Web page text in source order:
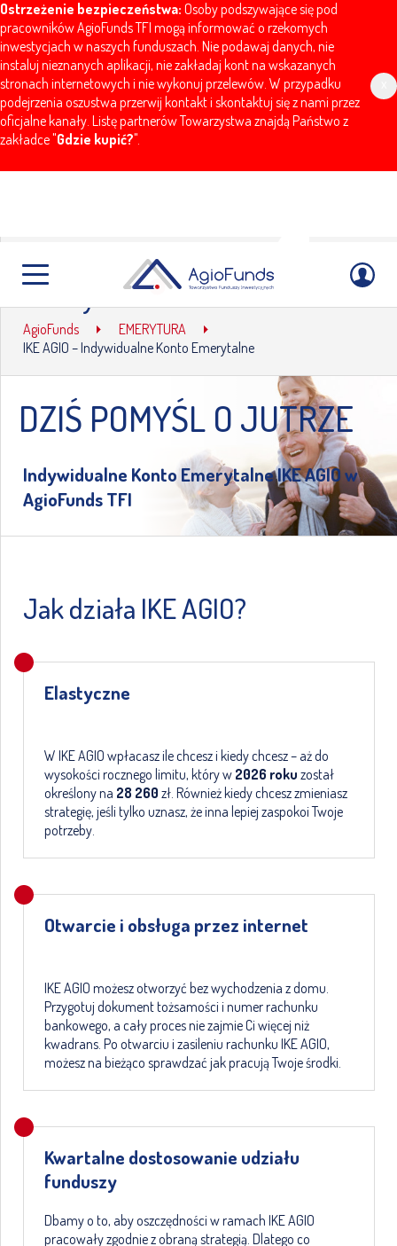
Ostrzeżenie bezpieczeństwa: Osoby podszywające się pod
pracowników AgioFunds TFI mogą informować o rzekomych
inwestycjach w naszych funduszach. Nie podawaj danych, nie
instaluj nieznanych aplikacji, nie zakładaj kont na wskazanych
stronach internetowych i nie wykonuj przelewów. W przypadku
podejrzenia oszustwa przerwij kontakt i skontaktuj się z nami przez
oficjalne kanały. Listę partnerów Towarzystwa znajdą Państwo z
zakładce "Gdzie kupić?".
IKE AGIO – Indywidualne Konto
Emerytalne
AgioFunds
EMERYTURA
IKE AGIO – Indywidualne Konto Emerytalne
DZIŚ POMYŚL O JUTRZE
Indywidualne Konto Emerytalne IKE AGIO w
AgioFunds TFI
Jak działa IKE AGIO?
Elastyczne
W IKE AGIO wpłacasz ile chcesz i kiedy chcesz – aż do
wysokości rocznego limitu, który w 2026 roku został
określony na 28 260 zł. Również kiedy chcesz zmieniasz
strategię, jeśli tylko uznasz, że inna lepiej zaspokoi Twoje
potrzeby.
Otwarcie i obsługa przez internet
IKE AGIO możesz otworzyć bez wychodzenia z domu.
Przygotuj dokument tożsamości i numer rachunku
bankowego, a cały proces nie zajmie Ci więcej niż
kwadrans. Po otwarciu i zasileniu rachunku IKE AGIO,
możesz na bieżąco sprawdzać jak pracują Twoje środki.
Kwartalne dostosowanie udziału
funduszy
Dbamy o to, aby oszczędności w ramach IKE AGIO
pracowały zgodnie z obraną strategią. Dlatego co